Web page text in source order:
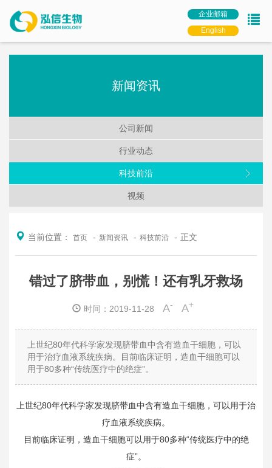
企业邮箱
English
新闻资讯
公司新闻
行业动态
科技前沿
视频
当前位置： 首页 新闻资讯 科技前沿 正文
错过了脐带血，别慌！还有乳牙救场
时间：2019-11-28 A- A+
上世纪80年代科学家发现脐带血中含有造血干细胞，可以
用于治疗血液系统疾病。
目前临床证明，造血干细胞可以
用于80多种“传统医疗中的绝症”。
上世纪80年代科学家发现脐带血中含有造血干细胞，可以用于治
疗血液系统疾病。
目前临床证明，造血干细胞可以用于80多种“传统医疗中的绝
症”。